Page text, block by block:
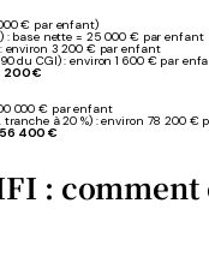
€ par enfant)
: base nette = 25 000 € par enfant
environ 3 200 € par enfant
du CGI) : environ 1 600 € par
200 €
000 € par enfant
à 20 %) : environ 78 200 €
400 €
: comment